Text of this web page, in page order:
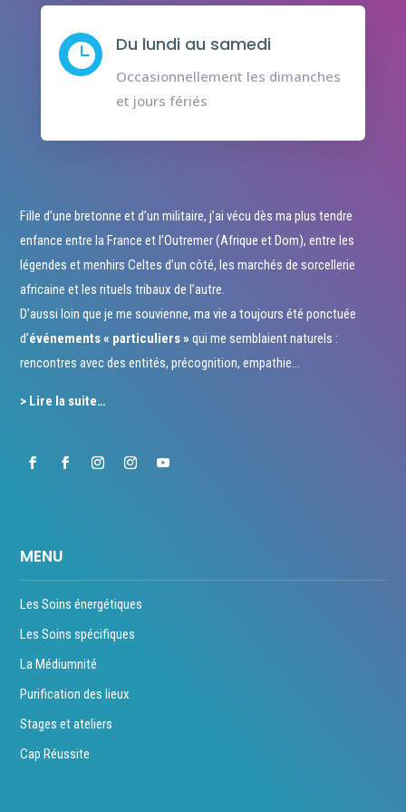
 Du lundi au samedi
Occasionnellement les dimanches
et jours fériés
Fille d’une bretonne et d’un militaire, j’ai vécu dès ma plus tendre
enfance entre la France et l’Outremer (Afrique et Dom), entre les
légendes et menhirs Celtes d’un côté, les marchés de sorcellerie
africaine et les rituels tribaux de l’autre.
D’aussi loin que je me souvienne, ma vie a toujours été ponctuée
d’événements « particuliers » qui me semblaient naturels :
rencontres avec des entités, précognition, empathie…
> Lire la suite…
MENU
Les Soins énergétiques
Les Soins spécifiques
La Médiumnité
Purification des lieux
Stages et ateliers
Cap Réussite